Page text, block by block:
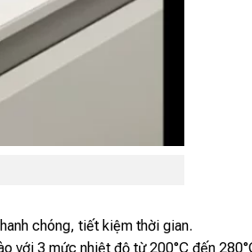
chóng, tiết kiệm thời gian.
với 3 mức nhiệt độ từ 200°C đến